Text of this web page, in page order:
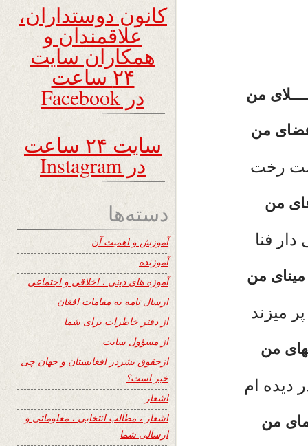
من
من
رخت
من
فنا
من
میزند
من
دیده ام
من
کانون دوستداران،
علاقمندان و
همکاران سایت
۲۴ ساعت
در Facebook
سایت ۲۴ ساعت
در Instagram
دسته‌ها
آموزش و اهمیت آن
آموزنده
آموزه های دینی ، اخلاقی و اجتماعی
ارسال نامه به مقامات افغان
از دفتر خاطرات برای شما
از مسؤول سایت
ازحقوق بشردر افغانستان و جهان چی
خبر است؟
اشعار
اشعار ، مطالب انتخابی ، معلوماتی و
ارسالی شما